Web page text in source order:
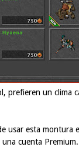
prefieren un clima
usar esta montura
cuenta Premium.